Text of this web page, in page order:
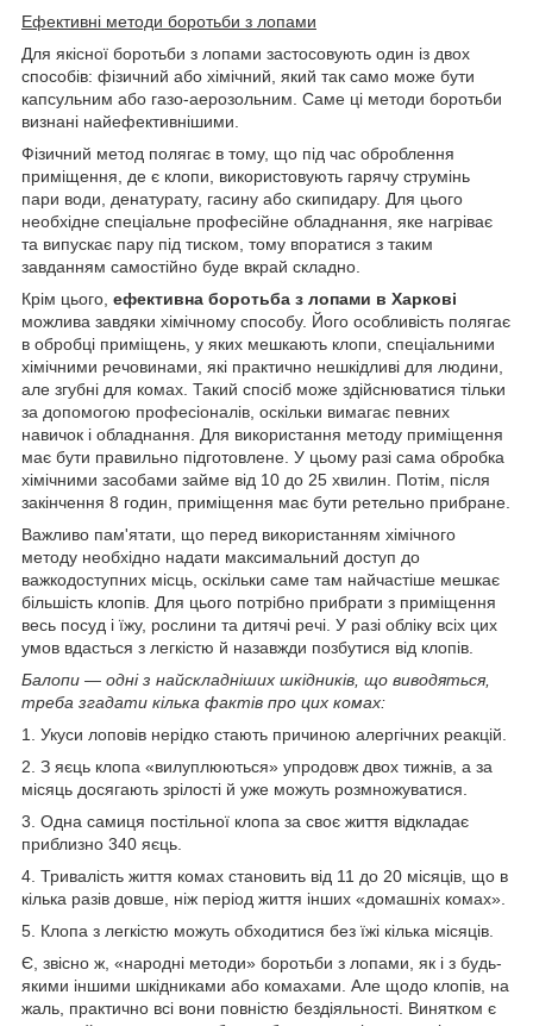
Ефективні методи боротьби з лопами
Для якісної боротьби з лопами застосовують один із двох
способів: фізичний або хімічний, який так само може бути
капсульним або газо-аерозольним. Саме ці методи боротьби
визнані найефективнішими.
Фізичний метод полягає в тому, що під час оброблення
приміщення, де є клопи, використовують гарячу струмінь
пари води, денатурату, гасину або скипидару. Для цього
необхідне спеціальне професійне обладнання, яке нагріває
та випускає пару під тиском, тому впоратися з таким
завданням самостійно буде вкрай складно.
Крім цього, ефективна боротьба з лопами в Харкові
можлива завдяки хімічному способу. Його особливість полягає
в обробці приміщень, у яких мешкають клопи, спеціальними
хімічними речовинами, які практично нешкідливі для людини,
але згубні для комах. Такий спосіб може здійснюватися тільки
за допомогою професіоналів, оскільки вимагає певних
навичок і обладнання. Для використання методу приміщення
має бути правильно підготовлене. У цьому разі сама обробка
хімічними засобами займе від 10 до 25 хвилин. Потім, після
закінчення 8 годин, приміщення має бути ретельно прибране.
Важливо пам'ятати, що перед використанням хімічного
методу необхідно надати максимальний доступ до
важкодоступних місць, оскільки саме там найчастіше мешкає
більшість клопів. Для цього потрібно прибрати з приміщення
весь посуд і їжу, рослини та дитячі речі. У разі обліку всіх цих
умов вдасться з легкістю й назавжди позбутися від клопів.
Балопи — одні з найскладніших шкідників, що виводяться,
треба згадати кілька фактів про цих комах:
1. Укуси лоповів нерідко стають причиною алергічних реакцій.
2. З яєць клопа «вилуплюються» упродовж двох тижнів, а за
місяць досягають зрілості й уже можуть розмножуватися.
3. Одна самиця постільної клопа за своє життя відкладає
приблизно 340 яєць.
4. Тривалість життя комах становить від 11 до 20 місяців, що в
кілька разів довше, ніж період життя інших «домашніх комах».
5. Клопа з легкістю можуть обходитися без їжі кілька місяців.
Є, звісно ж, «народні методи» боротьби з лопами, як і з будь-
якими іншими шкідниками або комахами. Але щодо клопів, на
жаль, практично всі вони повністю бездіяльності. Винятком є